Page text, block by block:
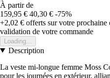
À partir de
159,95 € 40,30 € -75%
+2,02 € offerts sur votre prochaine
validation de votre commande
Loading...
Description
La veste mi-longue femme Moss
pour les journées en extérieur,